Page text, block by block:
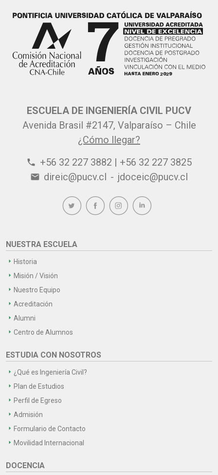
ESCUELA DE INGENIERÍA CIVIL PUCV
Avenida Brasil #2147, Valparaíso – Chile
¿Cómo llegar?
phone +56 32 227 3882 | +56 32 227 3825
email direic@pucv.cl - jdoceic@pucv.cl
NUESTRA ESCUELA
Historia
Misión / Visión
Nuestro Equipo
Acreditación
Alumni
Centro de Alumnos
ESTUDIA CON NOSOTROS
¿Qué es Ingeniería Civil?
Plan de Estudios
Perfil de Egreso
Admisión
Formulario de Contacto
Movilidad Internacional
DOCENCIA